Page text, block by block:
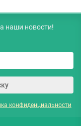
наши новости!
конфиденциальности